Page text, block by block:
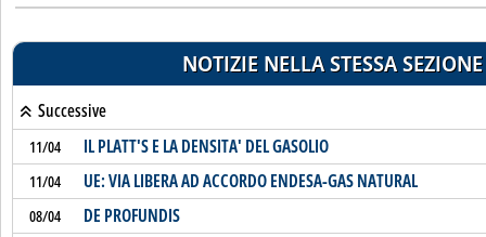
NOTIZIE NELLA STESSA SEZIONE
Successive
11/04 IL PLATT'S E LA DENSITA' DEL GASOLIO
11/04 UE: VIA LIBERA AD ACCORDO ENDESA-GAS NATURAL
08/04 DE PROFUNDIS